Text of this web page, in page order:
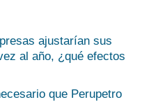
ajustarían sus
al año, ¿qué efectos
que Perupetro